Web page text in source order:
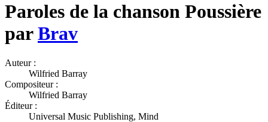
Paroles de la chanson Poussière
parBrav
Auteur :
Wilfried Barray
Compositeur :
Wilfried Barray
Éditeur :
Universal Music Publishing, Mind